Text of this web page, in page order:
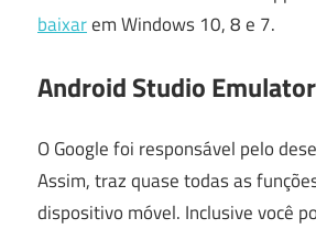
baixarem Windows 10, 8 e 7.
Android Studio Emulator
O Google foi responsável pelo
Assim, traz quase todas as
dispositivo móvel. Inclusive você